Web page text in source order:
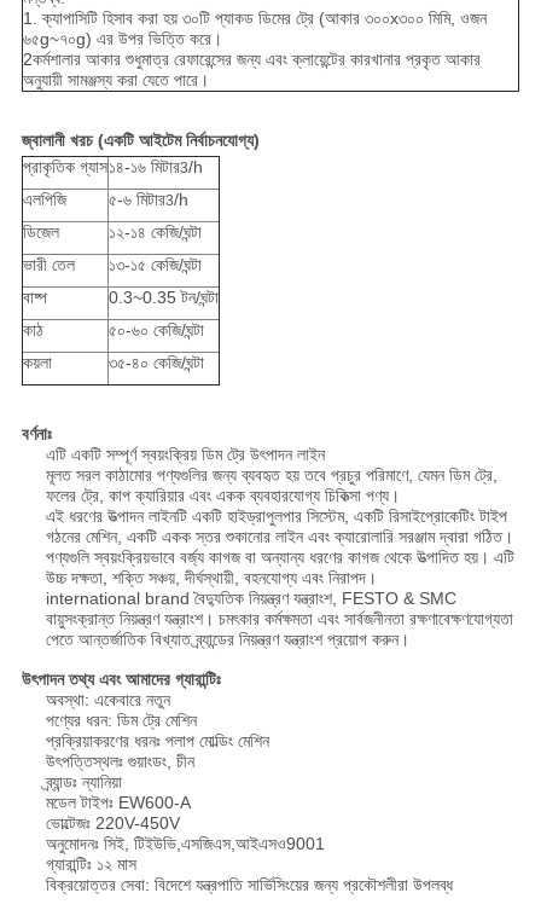
1. ক্যাপাসিটি হিসাব করা হয় ৩০টি প্যাকড ডিমের ট্রে (আকার ৩০০x৩০০ মিমি, ওজন
৬৫g~৭০g) এর উপর ভিত্তি করে।
2কর্মশালার আকার শুধুমাত্র রেফারেন্সের জন্য এবং ক্লায়েন্টের কারখানার প্রকৃত আকার
অনুযায়ী সামঞ্জস্য করা যেতে পারে।
জ্বালানী খরচ (একটি আইটেম নির্বাচনযোগ্য)
প্রাকৃতিক গ্যাস১৪-১৬ মিটার3/h
এলপিজি
৫-৬ মিটার3/h
ডিজেল
১২-১৪ কেজি/ঘন্টা
ভারী তেল
১৩-১৫ কেজি/ঘন্টা
বাষ্প
0.3~0.35 টন/ঘন্টা
কাঠ
৫০-৬০ কেজি/ঘন্টা
কয়লা
৩৫-৪০ কেজি/ঘন্টা
বর্ণনাঃ
এটি একটি সম্পূর্ণ স্বয়ংক্রিয় ডিম ট্রে উৎপাদন লাইন
মূলত সরল কাঠামোর পণ্যগুলির জন্য ব্যবহৃত হয় তবে প্রচুর পরিমাণে, যেমন ডিম ট্রে,
ফলের ট্রে, কাপ ক্যারিয়ার এবং একক ব্যবহারযোগ্য চিকিত্সা পণ্য।
এই ধরণের উত্পাদন লাইনটি একটি হাইড্রাপুলপার সিস্টেম, একটি রিসাইপ্রোকেটিং টাইপ
গঠনের মেশিন, একটি একক স্তর শুকানোর লাইন এবং ক্যারোলারি সরঞ্জাম দ্বারা গঠিত।
পণ্যগুলি স্বয়ংক্রিয়ভাবে বর্জ্য কাগজ বা অন্যান্য ধরণের কাগজ থেকে উত্পাদিত হয়। এটি
উচ্চ দক্ষতা, শক্তি সঞ্চয়, দীর্ঘস্থায়ী, বহনযোগ্য এবং নিরাপদ।
international brand বৈদ্যুতিক নিয়ন্ত্রণ যন্ত্রাংশ, FESTO & SMC
বায়ুসংক্রান্ত নিয়ন্ত্রণ যন্ত্রাংশ। চমৎকার কর্মক্ষমতা এবং সার্বজনীনতা রক্ষণাবেক্ষণযোগ্যতা
পেতে আন্তর্জাতিক বিখ্যাত ব্র্যান্ডের নিয়ন্ত্রণ যন্ত্রাংশ প্রয়োগ করুন।
উৎপাদন তথ্য এবং আমাদের গ্যারান্টিঃ
অবস্থা: একেবারে নতুন
পণ্যের ধরন: ডিম ট্রে মেশিন
প্রক্রিয়াকরণের ধরনঃ পলাপ মোল্ডিং মেশিন
উৎপত্তিস্থলঃ গুয়াংডং, চীন
ব্র্যান্ডঃ ন্যানিয়া
মডেল টাইপঃ EW600-A
ভোল্টেজঃ 220V-450V
অনুমোদনঃ সিই, টিইউভি,এসজিএস,আইএসও9001
গ্যারান্টিঃ ১২ মাস
বিক্রয়োত্তর সেবা: বিদেশে যন্ত্রপাতি সার্ভিসিংয়ের জন্য প্রকৌশলীরা উপলব্ধ